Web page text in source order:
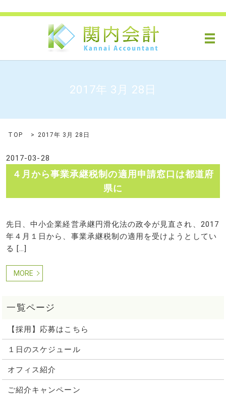
メ
2017年 3月 28日
TOP 2017年 3月 28日
2017-03-28
４月から事業承継税制の適用申請窓口は都道府
県に
先日、中小企業経営承継円滑化法の政令が見直され、2017
年４月１日から、事業承継税制の適用を受けようとしてい
る […]
MORE
【採用】応募はこちら
１日のスケジュール
オフィス紹介
ご紹介キャンペーン